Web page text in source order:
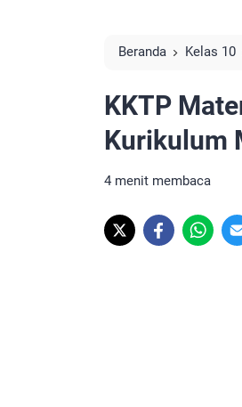
Beranda Kelas 10
KKTP
Kurikulum
4 menit membaca